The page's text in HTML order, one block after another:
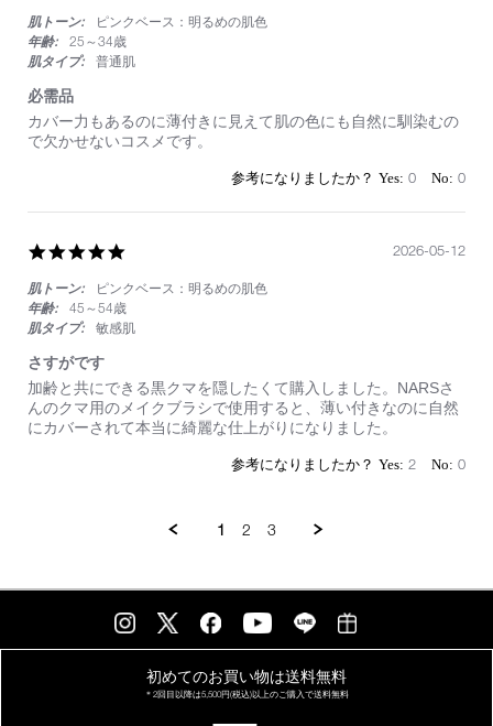
rating
肌トーン:
ピンクベース：明るめの肌色
年齢:
25～34歳
肌タイプ:
普通肌
必需品
Review
by
2026
review
stating
カバー力もあるのに薄付きに見えて肌の色にも自然に馴染むの
で欠かせないコスメです。
0 0
rating
肌トーン:
ピンクベース：明るめの肌色
年齢:
45～54歳
肌タイプ:
敏感肌
さすがです
Review
by
on
review
stating
さ
加齢と共にできる黒クマを隠したくて購入しました。NARSさ
んのクマ用のメイクブラシで使用すると、薄い付きなのに自然
にカバーされて本当に綺麗な仕上がりになりました。
2026-05-12
2 0
1 2 3
初めてのお買い物は送料無料
＊2回目以降は5,500円(税込)以上の ご購入で送料無料